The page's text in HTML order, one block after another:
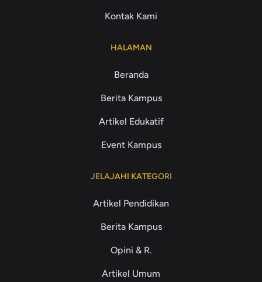
Kontak Kami
HALAMAN
Beranda
Berita Kampus
Artikel Edukatif
Event Kampus
JELAJAHI KATEGORI
Artikel Pendidikan
Berita Kampus
Opini & R.
Artikel Umum